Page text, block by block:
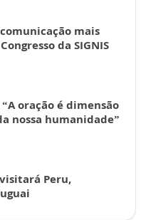
mais
da SIGNIS
“A oração é dimensão
nossa humanidade”
Peru,